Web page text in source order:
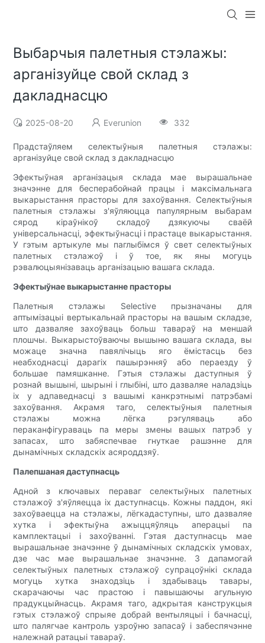
Выбарчыя палетныя стэлажы:
арганізуйце свой склад з
дакладнасцю
2025-08-20 Everunion 332
Прадстаўляем селектыўныя палетныя стэлажы:
арганізуйце свой склад з дакладнасцю
Эфектыўная арганізацыя склада мае вырашальнае
значэнне для бесперабойнай працы і максімальнага
выкарыстання прасторы для захоўвання. Селектыўныя
палетныя стэлажы з'яўляюцца папулярным выбарам
сярод кіраўнікоў складоў дзякуючы сваёй
універсальнасці, эфектыўнасці і прастаце выкарыстання.
У гэтым артыкуле мы паглыбімся ў свет селектыўных
палетных стэлажоў і ў тое, як яны могуць
рэвалюцыянізаваць арганізацыю вашага склада.
Эфектыўнае выкарыстанне прасторы
Палетныя стэлажы Selective прызначаны для
аптымізацыі вертыкальнай прасторы на вашым складзе,
што дазваляе захоўваць больш тавараў на меншай
плошчы. Выкарыстоўваючы вышыню вашага склада, вы
можаце значна павялічыць яго ёмістасць без
неабходнасці дарагіх пашырэнняў або пераезду ў
большае памяшканне. Гэтыя стэлажы даступныя ў
рознай вышыні, шырыні і глыбіні, што дазваляе наладзіць
іх у адпаведнасці з вашымі канкрэтнымі патрэбамі
захоўвання. Акрамя таго, селектыўныя палетныя
стэлажы можна лёгка рэгуляваць або
пераканфігураваць па меры змены вашых патрэб у
запасах, што забяспечвае гнуткае рашэнне для
дынамічных складскіх асяроддзяў.
Палепшаная даступнасць
Адной з ключавых пераваг селектыўных палетных
стэлажоў з'яўляецца іх даступнасць. Кожны паддон, які
захоўваецца на стэлажы, лёгкадаступны, што дазваляе
хутка і эфектыўна ажыццяўляць аперацыі па
камплектацыі і захоўванні. Гэтая даступнасць мае
вырашальнае значэнне ў дынамічных складскіх умовах,
дзе час мае вырашальнае значэнне. З дапамогай
селектыўных палетных стэлажоў супрацоўнікі склада
могуць хутка знаходзіць і здабываць тавары,
скарачаючы час прастою і павышаючы агульную
прадукцыйнасць. Акрамя таго, адкрытая канструкцыя
гэтых стэлажоў спрыяе добрай вентыляцыі і бачнасці,
што палягчае кантроль узроўню запасаў і забеспячэнне
належнай ратацыі тавараў.